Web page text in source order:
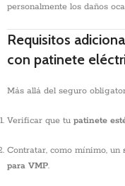
personalmente los daños
Requisitos
con patinete
Más allá del seguro
Verificar que tu patinete
Contratar, como mínimo, un
para VMP.